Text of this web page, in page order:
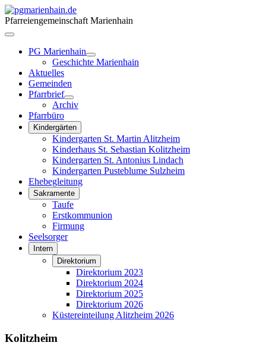
Pfarreiengemeinschaft Marienhain
PG Marienhain
Geschichte Marienhain
Aktuelles
Gemeinden
Pfarrbrief
Archiv
Pfarrbüro
Kindergärten
Kindergarten St. Martin Alitzheim
Kinderhaus St. Sebastian Kolitzheim
Kindergarten St. Antonius Lindach
Kindergarten Pusteblume Sulzheim
Ehebegleitung
Sakramente
Taufe
Erstkommunion
Firmung
Seelsorger
Intern
Direktorium
Direktorium 2023
Direktorium 2024
Direktorium 2025
Direktorium 2026
Küstereinteilung Alitzheim 2026
Kolitzheim